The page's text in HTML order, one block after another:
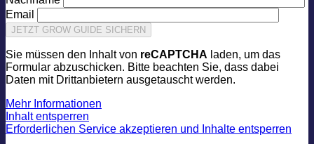
Email
Sie müssen den Inhalt von reCAPTCHA laden, um das
Formular abzuschicken. Bitte beachten Sie, dass dabei
Daten mit Drittanbietern ausgetauscht werden.
Mehr Informationen
Inhalt entsperren
Erforderlichen Service akzeptieren und Inhalte entsperren